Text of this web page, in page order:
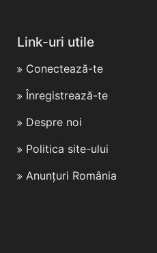
Link-uri utile
Conectează-te
Înregistrează-te
Despre noi
Politica site-ului
Anunțuri România